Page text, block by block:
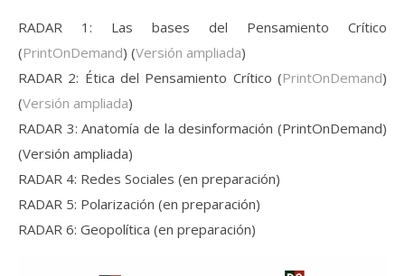
RADAR 1: Las bases del Pensamiento Crítico
(PrintOnDemand) (Versión ampliada)
RADAR 2: Ética del Pensamiento Crítico (PrintOnDemand)
(Versión ampliada)
RADAR 3: Anatomía de la desinformación (PrintOnDemand)
(Versión ampliada)
RADAR 4: Redes Sociales (en preparación)
RADAR 5: Polarización (en preparación)
RADAR 6: Geopolítica (en preparación)